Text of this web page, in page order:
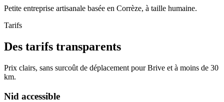
Petite entreprise artisanale basée en Corrèze, à taille humaine.
Tarifs
Des tarifs transparents
Prix clairs, sans surcoût de déplacement pour Brive et à moins de 30
km.
Nid accessible